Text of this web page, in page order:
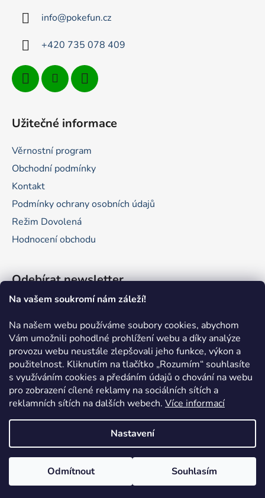
Na vašem soukromí nám záleží!
Na našem webu používáme soubory cookies, abychom
Vám umožnili pohodlné prohlížení webu a díky analýze
provozu webu neustále zlepšovali jeho funkce, výkon a
použitelnost. Kliknutím na tlačítko „Rozumím“ souhlasíte
s využíváním cookies a předáním údajů o chování na webu
pro zobrazení cílené reklamy na sociálních sítích a
reklamních sítích na dalších webech. Více informací
Nastavení
Odmítnout Souhlasím
info@pokefun.cz
+420 735 078 409
Užitečné informace
Věrnostní program
Obchodní podmínky
Kontakt
Podmínky ochrany osobních údajů
Režim Dovolená
Hodnocení obchodu
Odebírat newsletter
Vložte svůj e-mail a my vám budeme zasílat informace o
nových produktech na našem e-shopu.
E-mail
Vložením e-mailu souhlasíte spodmínkami ochrany
osobních údajů
Vytvořil Shoptet
Copyright 2026Pokefun.cz. Všechna práva vyhrazena.